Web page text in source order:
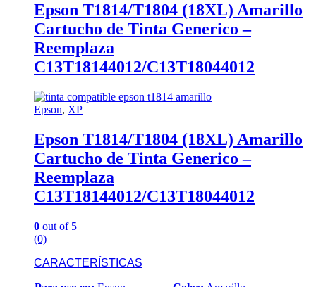
Epson T1814/T1804 (18XL) Amarillo
Cartucho de Tinta Generico –
Reemplaza
C13T18144012/C13T18044012
Epson, XP
Epson T1814/T1804 (18XL) Amarillo
Cartucho de Tinta Generico –
Reemplaza
C13T18144012/C13T18044012
0 out of 5
(0)
CARACTERÍSTICAS